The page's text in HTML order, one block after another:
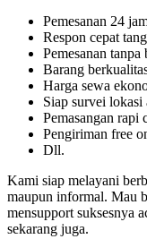
Pemesanan 24
Respon cepat
Pemesanan
Barang
Harga sewa
Siap survei lokasi
Pemasangan rapi
Pengiriman free
Dll.
Kami siap melayani
maupun informal. Mau
mensupport suksesnya
sekarang juga.